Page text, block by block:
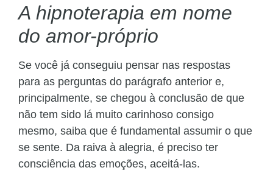
A hipnoterapia em nome
do amor-próprio
Se você já conseguiu pensar nas respostas
para as perguntas do parágrafo anterior e,
principalmente, se chegou à conclusão de que
não tem sido lá muito carinhoso consigo
mesmo, saiba que é fundamental assumir o que
se sente. Da raiva à alegria, é preciso ter
consciência das emoções, aceitá-las.